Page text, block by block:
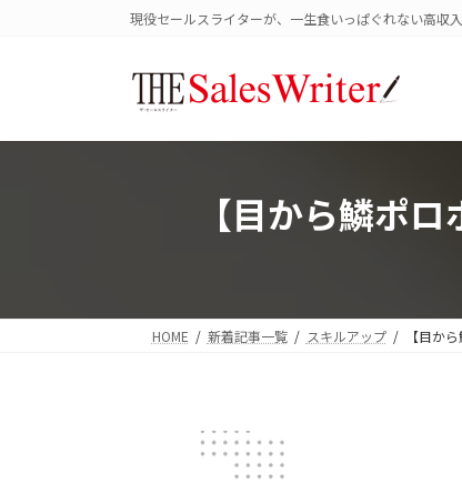
へ
ョ
現役セールスライターが、一生食いっぱぐれない高収
【目から鱗ポ
HOME 新着記事一覧 スキルアップ 【目か